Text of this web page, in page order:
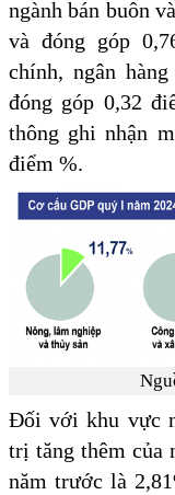
ngành bán buôn
và đóng góp
chính, ngân
đóng góp 0,32
thông ghi nhận
điểm %.
Đối với khu vực
trị tăng thêm của
năm trước là